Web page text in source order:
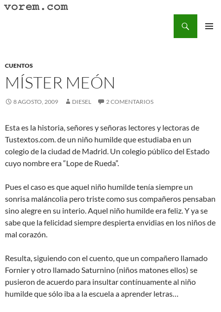
Saltar
CUENTOS
MÍSTER MEÓN
8 AGOSTO, 2009 DIESEL 2 COMENTARIOS
Esta es la historia, señores y señoras lectores y lectoras de
Tustextos.com. de un niño humilde que estudiaba en un
colegio de la ciudad de Madrid. Un colegio público del Estado
cuyo nombre era “Lope de Rueda”.
Pues el caso es que aquel niño humilde tenía siempre un
sonrisa maláncolia pero triste como sus compañeros pensaban
sino alegre en su interio. Aquel niño humilde era feliz. Y ya se
sabe que la felicidad siempre despierta envidias en los niños de
mal corazón.
Resulta, siguiendo con el cuento, que un compañero llamado
Fornier y otro llamado Saturnino (niños matones ellos) se
pusieron de acuerdo para insultar contínuamente al niño
humilde que sólo iba a la escuela a aprender letras…